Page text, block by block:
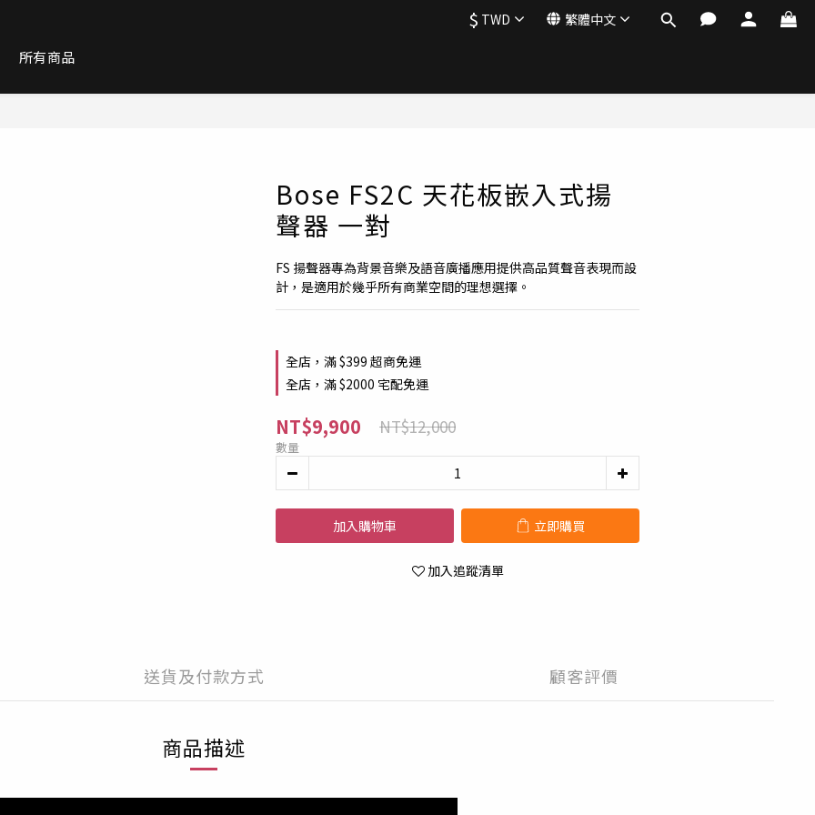
$ TWD 繁體中文
所有商品
Bose FS2C 天花板嵌入式揚
聲器 一對
FS 揚聲器專為背景音樂及語音廣播應用提供高品質聲音表現而設
計，是適用於幾乎所有商業空間的理想選擇。
全店，滿 $399 超商免運
全店，滿 $2000 宅配免運
NT$9,900 NT$12,000
數量
加入購物車 立即購買
加入追蹤清單
送貨及付款方式 顧客評價
商品描述